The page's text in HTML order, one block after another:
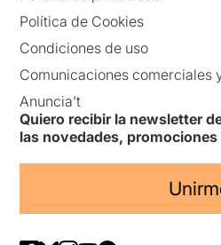
Política de Cookies
Condiciones de uso
Comunicaciones comerciales
Anuncia’t
Quiero recibir la newsletter
las novedades,